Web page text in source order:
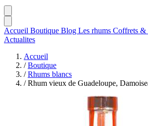
Accueil Boutique Blog Les rhums Coffrets &
Actualites
Accueil
/ Boutique
/ Rhums blancs
/ Rhum vieux de Guadeloupe,